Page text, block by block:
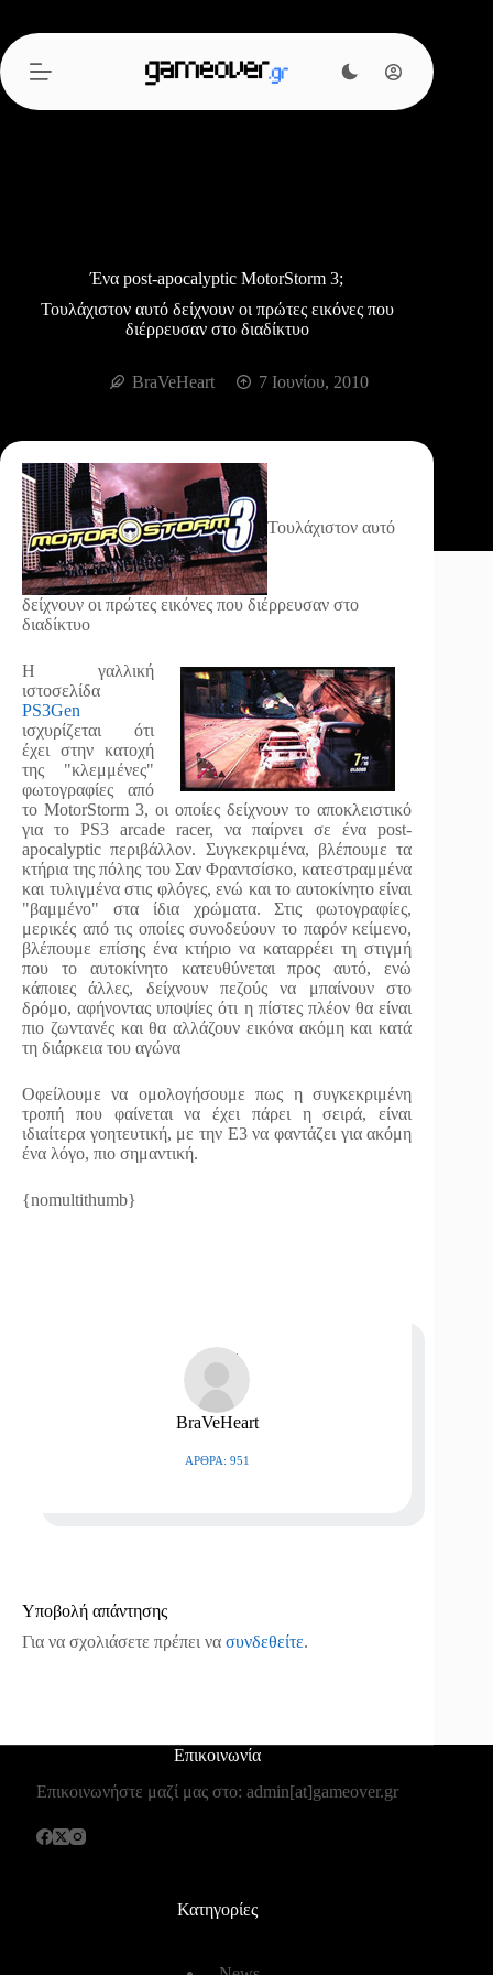
περιεχόμενο
Ένα post-apocalyptic MotorStorm 3;
Τουλάχιστον αυτό δείχνουν οι πρώτες εικόνες που
διέρρευσαν στο διαδίκτυο
BraVeHeart 7 Ιουνίου, 2010
Τουλάχιστον αυτό
δείχνουν οι πρώτες εικόνες που διέρρευσαν στο
διαδίκτυο
Η γαλλική
ιστοσελίδα
PS3Gen
ισχυρίζεται ότι
έχει στην κατοχή
της "κλεμμένες"
φωτογραφίες από
το MotorStorm 3, οι οποίες δείχνουν το αποκλειστικό
για το PS3 arcade racer, να παίρνει σε ένα post-
apocalyptic περιβάλλον. Συγκεκριμένα, βλέπουμε τα
κτήρια της πόλης του Σαν Φραντσίσκο, κατεστραμμένα
και τυλιγμένα στις φλόγες, ενώ και το αυτοκίνητο είναι
"βαμμένο" στα ίδια χρώματα. Στις φωτογραφίες,
μερικές από τις οποίες συνοδεύουν το παρόν κείμενο,
βλέπουμε επίσης ένα κτήριο να καταρρέει τη στιγμή
που το αυτοκίνητο κατευθύνεται προς αυτό, ενώ
κάποιες άλλες, δείχνουν πεζούς να μπαίνουν στο
δρόμο, αφήνοντας υποψίες ότι η πίστες πλέον θα είναι
πιο ζωντανές και θα αλλάζουν εικόνα ακόμη και κατά
τη διάρκεια του αγώνα
Οφείλουμε να ομολογήσουμε πως η συγκεκριμένη
τροπή που φαίνεται να έχει πάρει η σειρά, είναι
ιδιαίτερα γοητευτική, με την E3 να φαντάζει για ακόμη
ένα λόγο, πιο σημαντική.
{nomultithumb}
BraVeHeart
ΆΡΘΡΑ: 951
Υποβολή απάντησης
Για να σχολιάσετε πρέπει να συνδεθείτε.
Επικοινωνία
Επικοινωνήστε μαζί μας στο: admin[at]gameover.gr
Κατηγορίες